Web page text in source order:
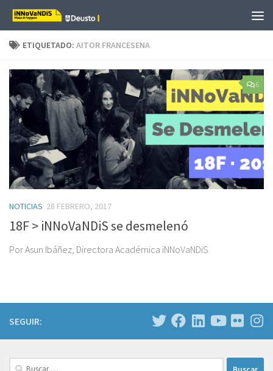
Saltar al contenido
ETIQUETADO: AITOR FRANCESENA
6
NOTICIAS 28 FEBRERO, 2017
18F > iNNoVaNDiS se desmelenó
Por Asun Ibáñez, Directora Académica iNNoVaNDiS
SEGUIR:
Buscar: